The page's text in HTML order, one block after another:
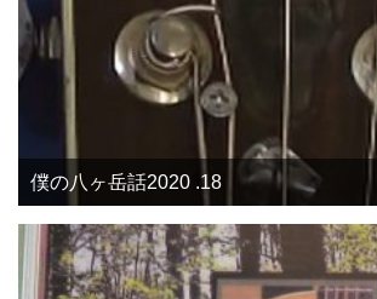
僕の八ヶ岳話2020 .18